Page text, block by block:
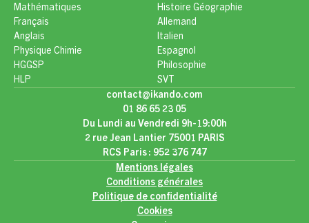
Mathématiques
Français
Anglais
Physique Chimie
HGGSP
HLP
Histoire Géographie
Allemand
Italien
Espagnol
Philosophie
SVT
contact@ikando.com
01 86 65 23 05
Du Lundi au Vendredi 9h-19:00h
2 rue Jean Lantier 75001 PARIS
RCS Paris : 952 376 747
Mentions légales
Conditions générales
Politique de confidentialité
Cookies